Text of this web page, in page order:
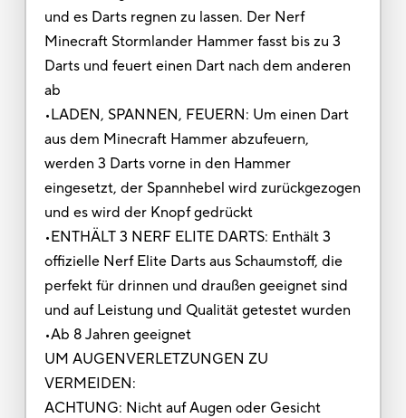
und es Darts regnen zu lassen. Der Nerf
Minecraft Stormlander Hammer fasst bis zu 3
Darts und feuert einen Dart nach dem anderen
ab
•LADEN, SPANNEN, FEUERN: Um einen Dart
aus dem Minecraft Hammer abzufeuern,
werden 3 Darts vorne in den Hammer
eingesetzt, der Spannhebel wird zurückgezogen
und es wird der Knopf gedrückt
•ENTHÄLT 3 NERF ELITE DARTS: Enthält 3
offizielle Nerf Elite Darts aus Schaumstoff, die
perfekt für drinnen und draußen geeignet sind
und auf Leistung und Qualität getestet wurden
•Ab 8 Jahren geeignet
UM AUGENVERLETZUNGEN ZU
VERMEIDEN:
ACHTUNG: Nicht auf Augen oder Gesicht